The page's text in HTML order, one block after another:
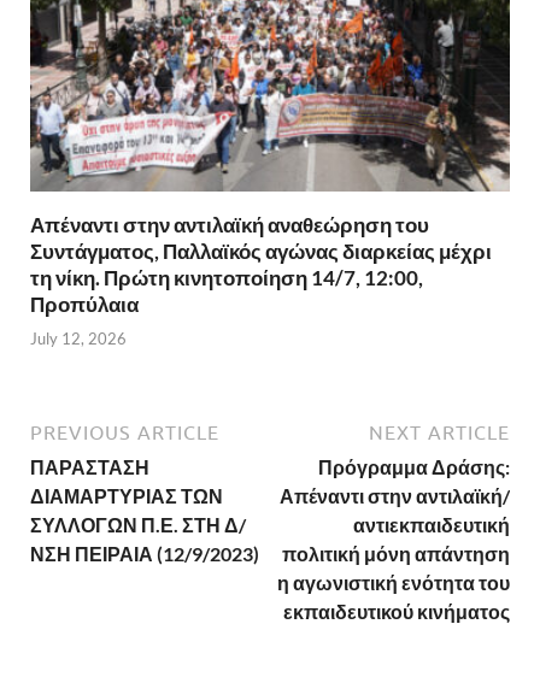
Απέναντι στην αντιλαϊκή αναθεώρηση του
Συντάγματος, Παλλαϊκός αγώνας διαρκείας μέχρι
τη νίκη. Πρώτη κινητοποίηση 14/7, 12:00,
Προπύλαια
July 12, 2026
PREVIOUS ARTICLE
ΠΑΡΑΣΤΑΣΗ
ΔΙΑΜΑΡΤΥΡΙΑΣ ΤΩΝ
ΣΥΛΛΟΓΩΝ Π.Ε. ΣΤΗ Δ/
ΝΣΗ ΠΕΙΡΑΙΑ (12/9/2023)
NEXT ARTICLE
Πρόγραμμα Δράσης:
Απέναντι στην αντιλαϊκή/
αντιεκπαιδευτική
πολιτική μόνη απάντηση
η αγωνιστική ενότητα του
εκπαιδευτικού κινήματος